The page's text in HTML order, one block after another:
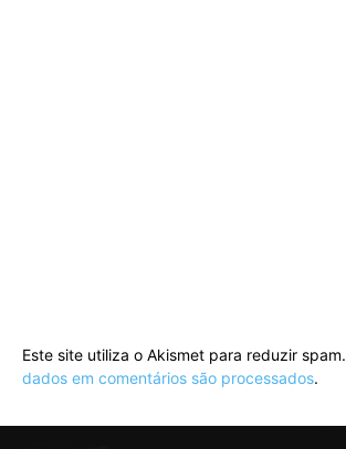
Este site utiliza o Akismet para reduzir spam.
dados em comentários são processados.